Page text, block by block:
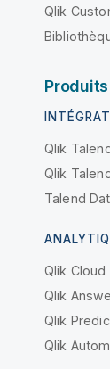
Qlik
Produits
Qlik
Qlik
Talend
Qlik Cloud
Qlik
Qlik
Qlik